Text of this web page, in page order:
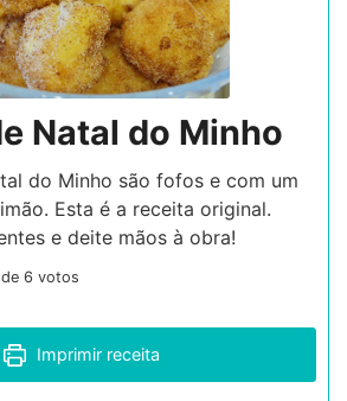
Natal do Minho
do Minho são fofos e com um
Esta é a receita original.
e deite mãos à obra!
6 votos
Imprimir receita